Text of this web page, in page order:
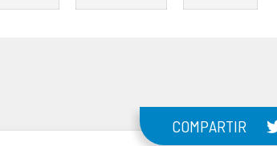
COMPARTIR